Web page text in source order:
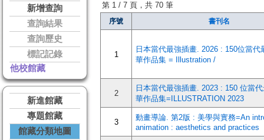
新增查詢
查詢結果
查詢歷史
標記記錄
他校館藏
新進館藏
專題館藏
館藏分類地圖
第 1 / 7 頁，共 70 筆
序號 書刊名
1
日本當代最強插畫. 2026 : 150位當代
華作品集 = Illustration /
2
日本當代最強插畫. 2023 : 150 位當
華作品集=ILLUSTRATION 2023
3
動畫導論. 第2版 : 美學與實務=An
animation : aesthetics and practices